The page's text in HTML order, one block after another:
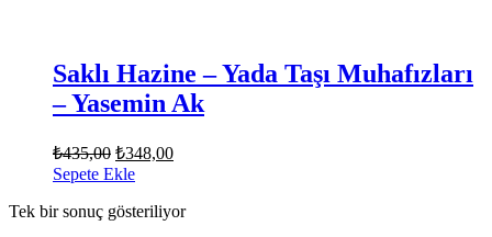
Saklı Hazine – Yada Taşı Muhafızları
– Yasemin Ak
₺435,00 Orijinal
fiyat:
₺348,00Şu
₺348,00.
Sepete Ekle
Tek bir sonuç gösteriliyor